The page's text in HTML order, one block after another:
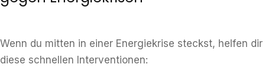
Wenn du mitten in einer Energiekrise steckst, helfen dir
diese schnellen Interventionen: